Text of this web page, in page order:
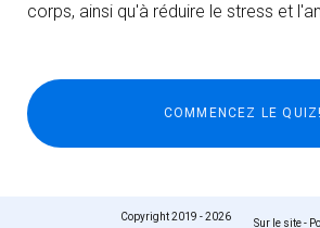
corps, ainsi qu'à réduire le stress et
Copyright 2019 - 2026 Sur le site-